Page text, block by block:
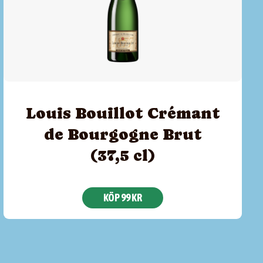
Louis Bouillot Crémant
de Bourgogne Brut
(37,5 cl)
KÖP 99 KR